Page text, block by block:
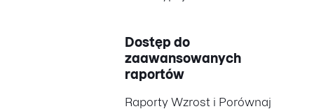
Dostęp do
zaawansowanych
raportów
Raporty Wzrost i Porównaj